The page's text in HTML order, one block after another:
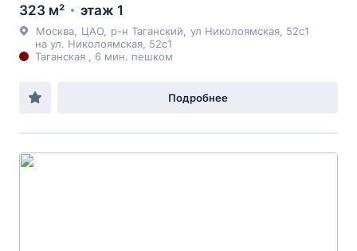
323 м² этаж 1
Москва ЦАО р-н Таганский ул Николоямская , 52с1
на ул. Николоямская, 52с1
Таганская , 6 мин. пешком
Подробнее